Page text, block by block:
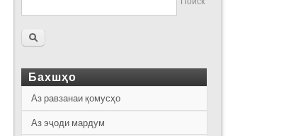
Бахшҳо
Аз равзанаи қомусҳо
Аз эҷоди мардум